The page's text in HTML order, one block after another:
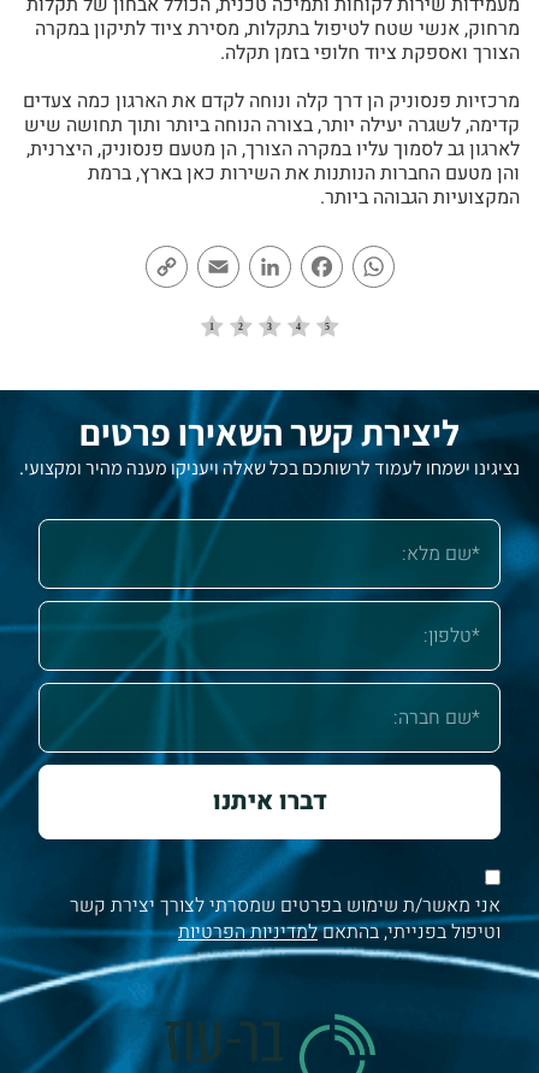
מרחוק, אנשי שטח לטיפול בתקלות, מסירת ציוד לתיקון במקרה
הצורך ואספקת ציוד חלופי בזמן תקלה.
מרכזיות פנסוניק הן דרך קלה ונוחה לקדם את הארגון כמה צעדים
קדימה, לשגרה יעילה יותר, בצורה הנוחה ביותר ותוך תחושה שיש
לארגון גב לסמוך עליו במקרה הצורך, הן מטעם פנסוניק, היצרנית,
והן מטעם החברות הנותנות את השירות כאן בארץ, ברמת
המקצועיות הגבוהה ביותר.
WhatsApp
Facebook
LinkedIn
Email
ליצירת קשר השאירו פרטים
נציגינו ישמחו לעמוד לרשותכם בכל שאלה ויעניקו מענה מהיר ומקצועי.
אני מאשר/ת שימוש בפרטים שמסרתי לצורך יצירת קשר
וטיפול בפנייתי, בהתאםלמדיניות הפרטיות
דברו איתנו